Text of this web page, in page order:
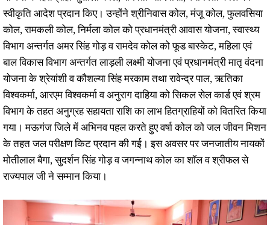
स्वीकृति आदेश प्रदान किए। उन्होंने श्रीनिवास कोल, मंजू कोल, फुलवसिया
कोल, रामकली कोल, निर्मला कोल को प्रधानमंत्री आवास योजना, स्वास्थ्य
विभाग अन्तर्गत अमर सिंह गोड़ व रामदेव कोल को फूड बास्केट, महिला एवं
बाल विकास विभाग अन्तर्गत लाड़ली लक्ष्मी योजना एवं प्रधानमंत्री मातृ वंदना
योजना के श्रेयांशी व कौशल्या सिंह मरकाम तथा रावेन्द्र पाल, ऋतिका
विश्वकर्मा, आरएम विश्वकर्मा व अनुराग दाहिया को सिकल सेल कार्ड एवं श्रम
विभाग के तहत अनुग्रह सहायता राशि का लाभ हितग्राहियों को वितरित किया
गया। मऊगंज जिले में अभिनव पहल करते हुए वर्षा कोल को जल जीवन मिशन
के तहत जल परीक्षण किट प्रदान की गई। इस अवसर पर जनजातीय नायकों
मोतीलाल बैगा, सुदर्शन सिंह गोड़ व जगन्नाथ कोल का शॉल व श्रीफल से
राज्यपाल जी ने सम्मान किया।